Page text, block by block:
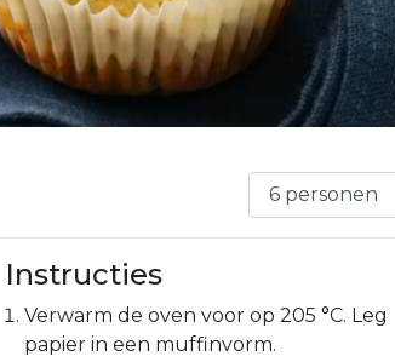
Instructies
Verwarm de oven voor op 205 °C. Leg
papier in een muffinvorm.